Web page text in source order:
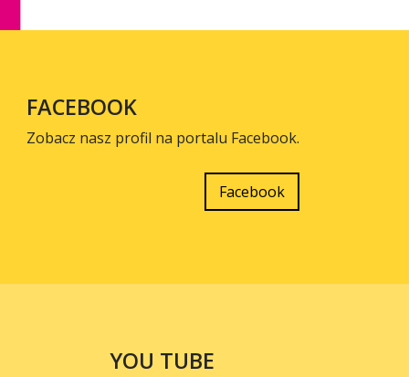
FACEBOOK
Zobacz nasz profil na portalu Facebook.
Facebook
YOU TUBE